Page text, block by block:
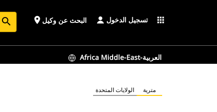
search place البحث عن وكيل تسجيل الدخول apps
Africa Middle-East-العربية
الولايات المتحدة مترية